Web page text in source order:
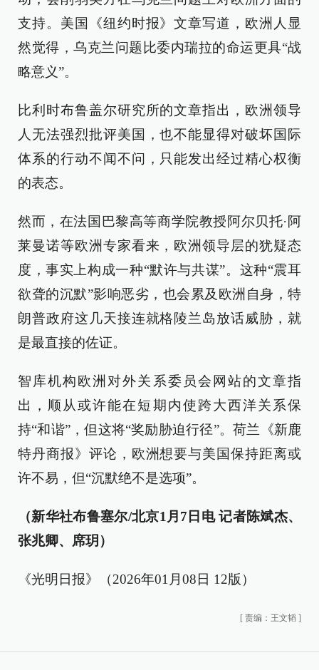
支持。美国《纽约时报》文章写道，欧洲人显
然觉得，乌克兰问题比委内瑞拉的命运更具“战
略意义”。
比利时布鲁盖尔研究所的文章指出，欧洲领导
人无法强烈批评美国，也不能显得对破坏国际
体系的行动不闻不问，只能发出经过精心权衡
的表态。
然而，在法国巴黎高等商学院教授阿尔贝托·阿
莱曼诺等欧洲专家看来，欧洲领导层的犹疑态
度，事实上构成一种“默许与共谋”。这种“震耳
欲聋的沉默”影响恶劣，也会累及欧洲自身，特
朗普政府这几天接连就格陵兰岛放话威胁，就
是最直接的佐证。
智库机构欧洲对外关系委员会网站的文章指
出，顺从或许能在短期内使跨大西洋关系保
持“和谐”，但这将“奖励胁迫行径”。荷兰《新鹿
特丹商报》评论，欧洲想要与美国保持距离或
许不易，但“沉默绝不是选项”。
（新华社布鲁塞尔/北京1月7日电 记者陈斌杰、
张兆卿、席玥）
《光明日报》（2026年01月08日 12版）
[ 责编：王文韬 ]